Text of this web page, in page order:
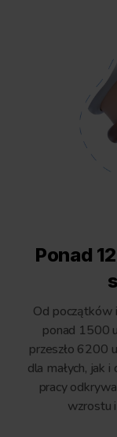
Ponad
Od początków
ponad 1500
przeszło 6200
dla małych, jak
pracy
wzrostu